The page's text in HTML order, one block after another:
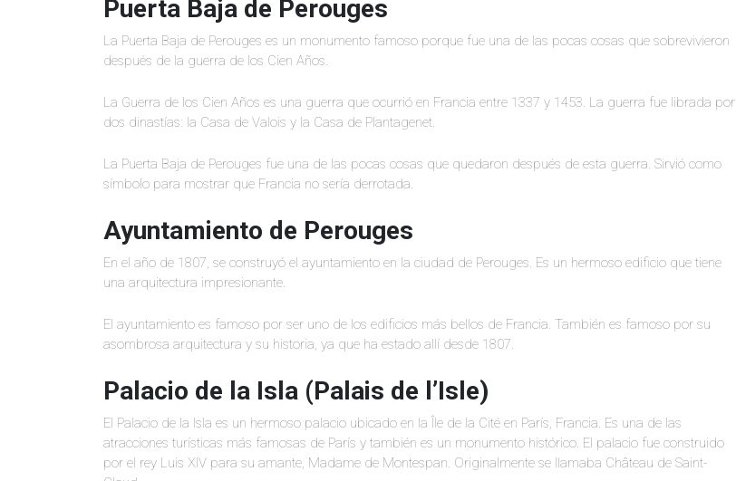
Puerta Baja de Perouges
La Puerta Baja de Perouges es un monumento famoso porque fue una de las pocas cosas que sobrevivieron
después de la guerra de los Cien Años.
La Guerra de los Cien Años es una guerra que ocurrió en Francia entre 1337 y 1453. La guerra fue librada por
dos dinastías: la Casa de Valois y la Casa de Plantagenet.
La Puerta Baja de Perouges fue una de las pocas cosas que quedaron después de esta guerra. Sirvió como
símbolo para mostrar que Francia no sería derrotada.
Ayuntamiento de Perouges
En el año de 1807, se construyó el ayuntamiento en la ciudad de Perouges. Es un hermoso edificio que tiene
una arquitectura impresionante.
El ayuntamiento es famoso por ser uno de los edificios más bellos de Francia. También es famoso por su
asombrosa arquitectura y su historia, ya que ha estado allí desde 1807.
Palacio de la Isla (Palais de l’Isle)
El Palacio de la Isla es un hermoso palacio ubicado en la Île de la Cité en París, Francia. Es una de las
atracciones turísticas más famosas de París y también es un monumento histórico. El palacio fue construido
por el rey Luis XIV para su amante, Madame de Montespan. Originalmente se llamaba Château de Saint-